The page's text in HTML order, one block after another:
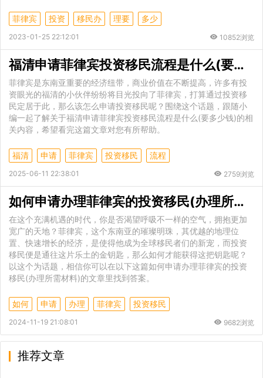
菲律宾 投资 移民办 理要 多少
2023-01-25 22:12:01 10852浏览
福清申请菲律宾投资移民流程是什么(要多少钱)
菲律宾是东南亚重要的经济纽带，商业价值在不断提高，许多有投
资眼光的福清的小伙伴纷纷将目光投向了菲律宾，打算通过投资移
民定居于此，那么该怎么申请投资移民呢？围绕这个话题，跟随小
编一起了解关于福清申请菲律宾投资移民流程是什么(要多少钱)的相
关内容，希望看完这篇文章对您有所帮助。
福清 申请 菲律宾 投资移民 流程
2025-06-11 22:38:01 2759浏览
如何申请办理菲律宾的投资移民(办理所需材料)
在这个充满机遇的时代，你是否渴望呼吸不一样的空气，拥抱更加
宽广的天地？菲律宾，这个东南亚的璀璨明珠，其优越的地理位
置、快速增长的经济，是使得他成为全球移民者们的新宠，而投资
移民便是通往这片乐土的金钥匙，那么如何才能获得这把钥匙呢？
以这个为话题，相信你可以在以下这篇如何申请办理菲律宾的投资
移民(办理所需材料)的文章里找到答案。
如何 申请 办理 菲律宾 投资移民
2024-11-19 21:08:01 9682浏览
推荐文章